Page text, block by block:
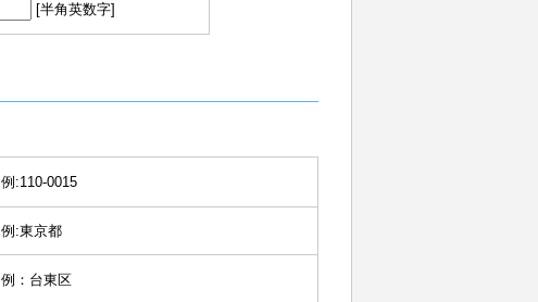
[半角英数字]
例:110-0015
例:東京都
例：台東区